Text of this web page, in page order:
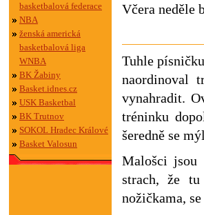
basketbalová federace
NBA
ženská americká
basketbalová liga
WNBA
BK Žabiny
Basket.idnes.cz
USK Basketbal
BK Trutnov
SOKOL Hradec Králové
Basket Valosun
Včera neděle
Tuhle
naordinoval
vynahradit.
tréninku
šeredně se
Malošci jsou
strach, že tu
nožičkama,